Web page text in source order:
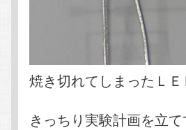
焼き切れてしまったＬ
きっちり実験計画を立